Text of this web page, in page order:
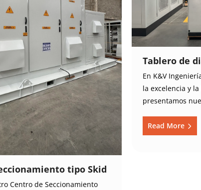
tipo Skid
Centro de Seccionamiento
Tablero de
En K&V
la excelencia y
presentamos
Read More